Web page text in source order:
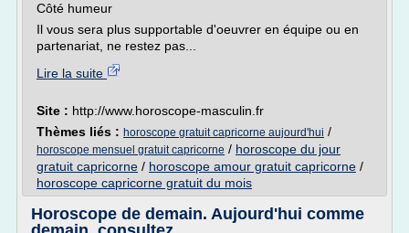
Côté humeur
Il vous sera plus supportable d'oeuvrer en équipe ou en
partenariat, ne restez pas...
Lire la suite
Site : http://www.horoscope-masculin.fr
Thèmes liés : horoscope gratuit capricorne aujourd'hui /
horoscope mensuel gratuit capricorne / horoscope du jour
gratuit capricorne / horoscope amour gratuit capricorne /
horoscope capricorne gratuit du mois
Horoscope de demain. Aujourd'hui comme